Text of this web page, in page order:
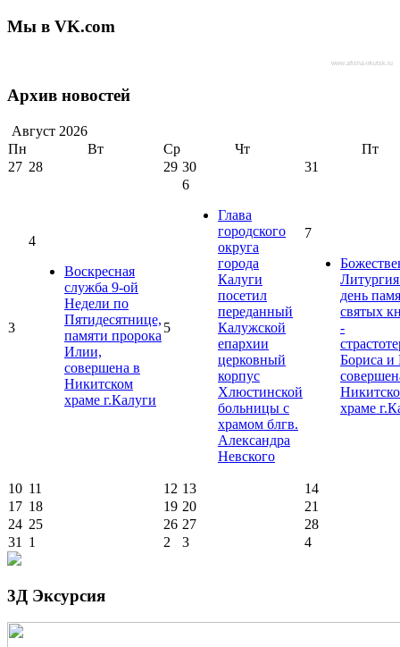
Мы в VK.com
www.afisha-irkutsk.ru
Архив новостей
Август 2026
Пн
Вт Ср Чт
Пт
27 28 29 30 31
3
4
Воскресная
служба 9-ой
Недели по
Пятидесятнице,
памяти пророка
Илии,
совершена в
Никитском
храме г.Калуги
5
6
Глава
городского
округа
города
Калуги
посетил
переданный
Калужской
епархии
церковный
корпус
Хлюстинской
больницы с
храмом блгв.
Александра
Невского
7
день
святых
-
Бориса и
храме
10 11 12 13
14
17 18 19 20
21
24 25 26 27
28
31
1 2 3 4
3Д Эксурсия